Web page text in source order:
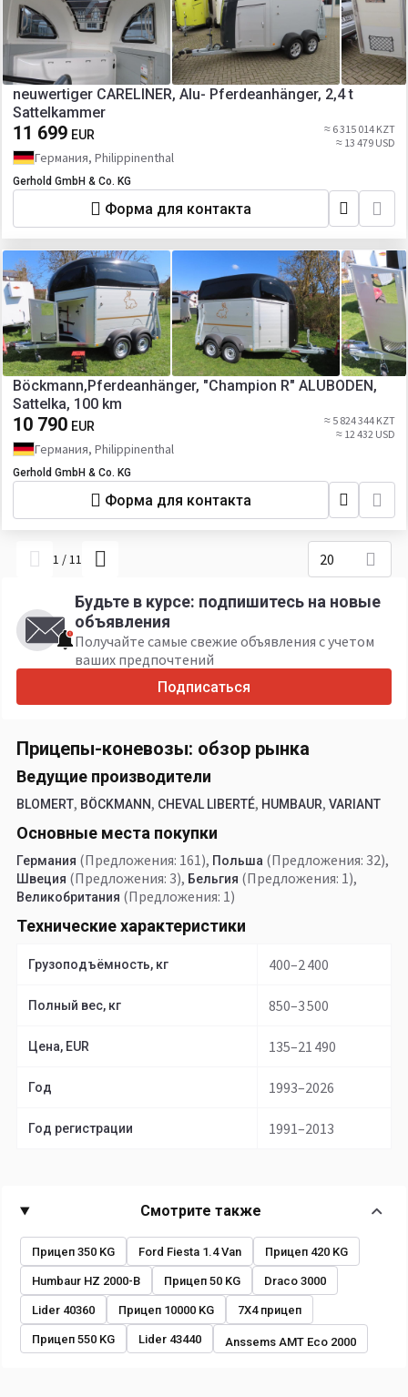
neuwertiger CARELINER, Alu- Pferdeanhänger, 2,4 t
Sattelkammer
11 699 EUR
≈ 6 315 014 KZT
≈ 13 479 USD
Германия, Philippinenthal
Gerhold GmbH & Co. KG
Форма для контакта
Böckmann,Pferdeanhänger, "Champion R" ALUBODEN,
Sattelka, 100 km
10 790 EUR
≈ 5 824 344 KZT
≈ 12 432 USD
Германия, Philippinenthal
Gerhold GmbH & Co. KG
Форма для контакта
1 /11 20
Будьте в курсе: подпишитесь на новые
объявления
Получайте самые свежие объявления с учетом
ваших предпочтений
Подписаться
Прицепы-коневозы: обзор рынка
Ведущие производители
BLOMERT, BÖCKMANN, CHEVAL LIBERTÉ, HUMBAUR, VARIANT
Основные места покупки
Германия (Предложения: 161), Польша (Предложения: 32),
Швеция (Предложения: 3), Бельгия (Предложения: 1),
Великобритания (Предложения: 1)
Технические характеристики
Грузоподъёмность, кг 400–2 400
Полный вес, кг 850–3 500
Цена, EUR 135–21 490
Год 1993–2026
Год регистрации 1991–2013
Смотрите также
Прицеп 350 KG Ford Fiesta 1.4 Van Прицеп 420 KG
Humbaur HZ 2000-B Прицеп 50 KG Draco 3000
Lider 40360 Прицеп 10000 KG 7X4 прицеп
Прицеп 550 KG Lider 43440 Anssems AMT Eco 2000